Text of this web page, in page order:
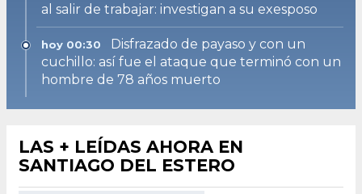
al salir de trabajar: investigan a su exesposo
hoy 00:30
Disfrazado de payaso y con un
cuchillo: así fue el ataque que terminó con un
hombre de 78 años muerto
LAS + LEÍDAS AHORA EN
SANTIAGO DEL ESTERO